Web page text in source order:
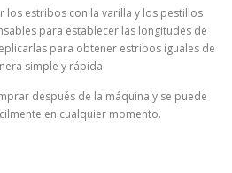
los estribos con la varilla y los pestillos
para establecer las longitudes de
para obtener estribos iguales de
simple y rápida.
después de la máquina y se puede
en cualquier momento.